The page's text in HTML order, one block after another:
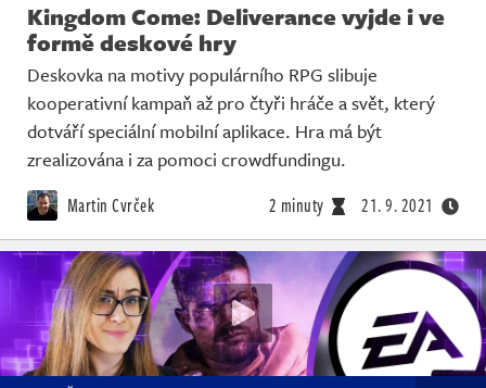
Kingdom Come: Deliverance vyjde i ve
formě deskové hry
Deskovka na motivy populárního RPG slibuje
kooperativní kampaň až pro čtyři hráče a svět, který
dotváří speciální mobilní aplikace. Hra má být
zrealizována i za pomoci crowdfundingu.
Martin Cvrček 2 minuty 21. 9. 2021